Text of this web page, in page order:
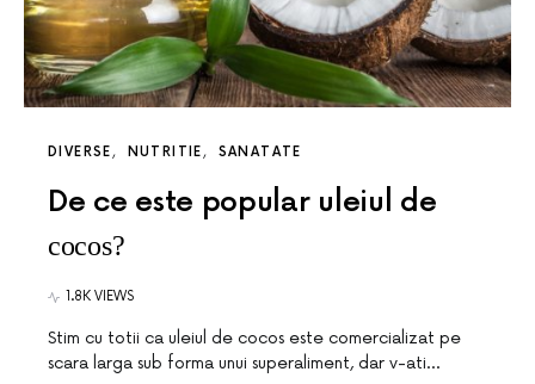
DIVERSE NUTRITIE SANATATE
De ce este popular uleiul de
cocos?
1.8K VIEWS
Stim cu totii ca uleiul de cocos este comercializat pe
scara larga sub forma unui superaliment, dar v-ati…